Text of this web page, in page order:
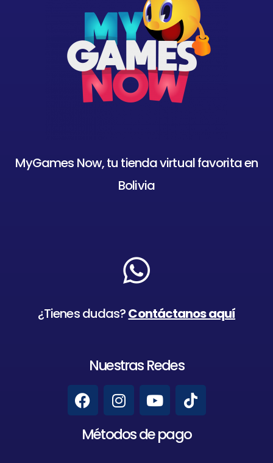
MyGames Now, tu tienda virtual favorita en
Bolivia
¿Tienes dudas?Contáctanos aquí
Nuestras Redes
Métodos de pago